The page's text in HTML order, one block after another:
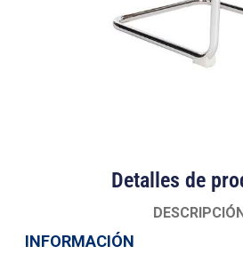
Detalles de
DESCRIPCIÓN
INFORMACIÓN